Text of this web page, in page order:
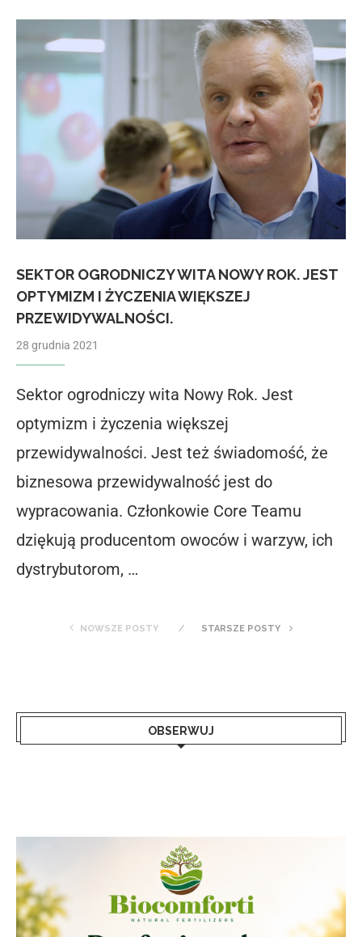
SEKTOR OGRODNICZY WITA NOWY ROK. JEST
OPTYMIZM I ŻYCZENIA WIĘKSZEJ
PRZEWIDYWALNOŚCI.
28 grudnia 2021
Sektor ogrodniczy wita Nowy Rok. Jest
optymizm i życzenia większej
przewidywalności. Jest też świadomość, że
biznesowa przewidywalność jest do
wypracowania. Członkowie Core Teamu
dziękują producentom owoców i warzyw, ich
dystrybutorom, …
NOWSZE POSTY STARSZE POSTY
OBSERWUJ